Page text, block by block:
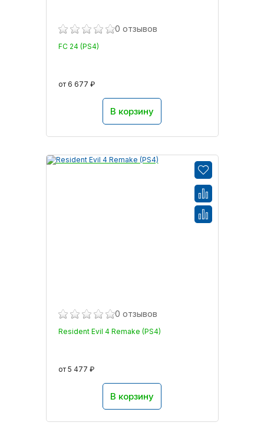
0 отзывов
FC 24 (PS4)
от 6 677 ₽
В корзину
0 отзывов
Resident Evil 4 Remake (PS4)
от 5 477 ₽
В корзину